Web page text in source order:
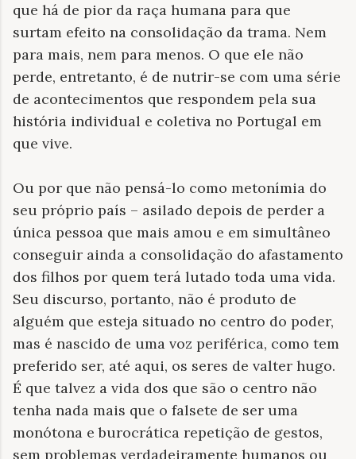
que há de pior da raça humana para que
surtam efeito na consolidação da trama. Nem
para mais, nem para menos. O que ele não
perde, entretanto, é de nutrir-se com uma série
de acontecimentos que respondem pela sua
história individual e coletiva no Portugal em
que vive.
Ou por que não pensá-lo como metonímia do
seu próprio país – asilado depois de perder a
única pessoa que mais amou e em simultâneo
conseguir ainda a consolidação do afastamento
dos filhos por quem terá lutado toda uma vida.
Seu discurso, portanto, não é produto de
alguém que esteja situado no centro do poder,
mas é nascido de uma voz periférica, como tem
preferido ser, até aqui, os seres de valter hugo.
É que talvez a vida dos que são o centro não
tenha nada mais que o falsete de ser uma
monótona e burocrática repetição de gestos,
sem problemas verdadeiramente humanos ou